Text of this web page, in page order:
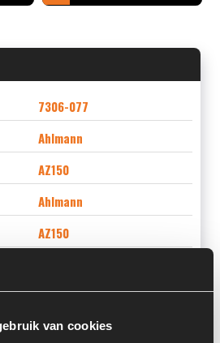
van cookies
7306-077
Ahlmann
AZ150
Ahlmann
AZ150